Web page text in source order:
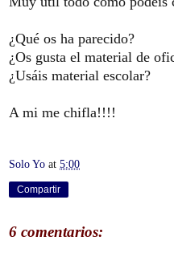
¿Qué os ha parecido?
¿Os gusta el material de
¿Usáis material escolar?
A mi me chifla!!!!
Solo Yo at 5:00
Compartir
6 comentarios: